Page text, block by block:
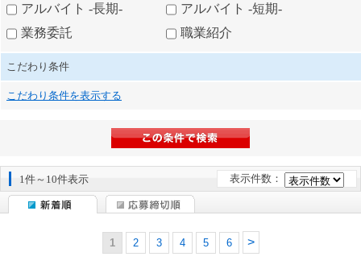
アルバイト -長期-
アルバイト -短期-
業務委託
職業紹介
こだわり条件
こだわり条件を表示する
1件～10件表示 表示件数：
1 2 3 4 5 6